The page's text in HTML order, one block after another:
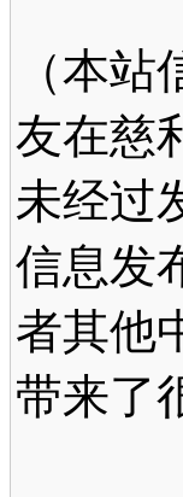
（本
友在慈
未经过
信息发
者其他
带来了